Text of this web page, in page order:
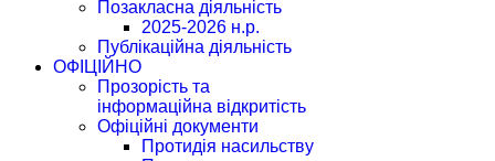
Позакласна діяльність
2025-2026 н.р.
Публікаційна діяльність
ОФІЦІЙНО
Прозорість та
інформаційна відкритість
Офіційні документи
Протидія насильству